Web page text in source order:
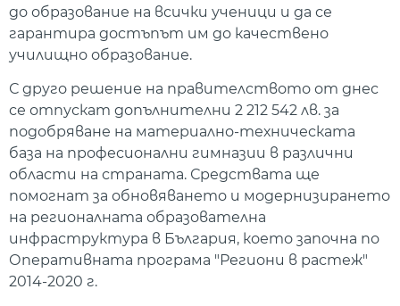
до образование на всички ученици и да се
гарантира достъпът им до качествено
училищно образование.
С друго решение на правителството от днес
се отпускат допълнителни 2 212 542 лв. за
подобряване на материално-техническата
база на професионални гимназии в различни
области на страната. Средствата ще
помогнат за обновяването и модернизирането
на регионалната образователна
инфраструктура в България, което започна по
Оперативната програма "Региони в растеж"
2014-2020 г.